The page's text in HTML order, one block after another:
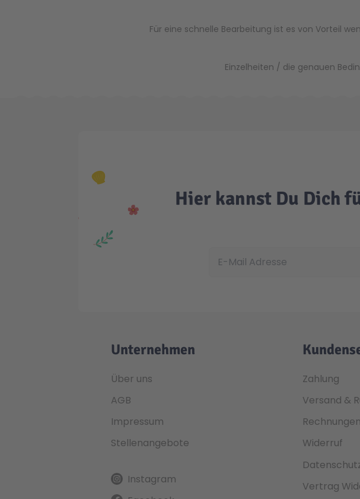
Für eine schnelle Bearbeitung ist es von Vorteil
Einzelheiten / die genauen
Hier kannst Du Dich
Unternehmen
Über uns
AGB
Impressum
Stellenangebote
Instagram
Zahlung
Versand &
Rechnungen
Widerruf
Vertrag